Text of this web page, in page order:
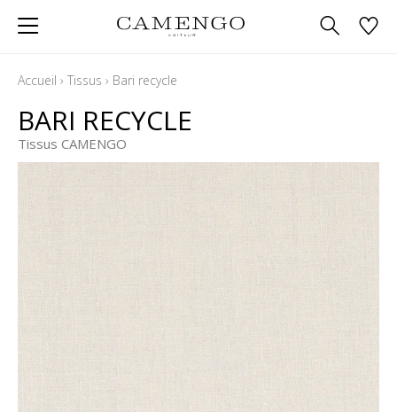
Accueil › Tissus › Bari recycle
BARI RECYCLE
Tissus CAMENGO